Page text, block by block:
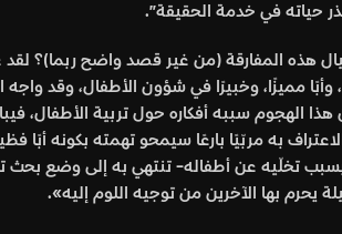
حياته في خدمة الحقيقة”.
وأبًا مميزًا، وخبيرًا في شؤون الأطفال،
الهجوم سببه أفكاره حول تربية الأطفال،
به مربّيًا بارعًا سيمحو تهمته بكونه أبًا
بسبب تخلّيه عن أطفاله- تنتهي به إلى وضع بحث
يحرم بها الآخرين من توجيه اللوم إليه».